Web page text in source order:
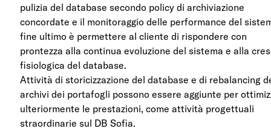
pulizia del database secondo policy di archiviazione
concordate e il monitoraggio delle performance del
fine ultimo è permettere al cliente di rispondere con
prontezza alla continua evoluzione del sistema e alla
fisiologica del database.
Attività di storicizzazione del database e di rebalancing
archivi dei portafogli possono essere aggiunte per
ulteriormente le prestazioni, come attività progettuali
straordinarie sul DB Sofia.